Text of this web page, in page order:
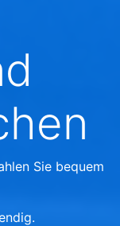
Sie bequem